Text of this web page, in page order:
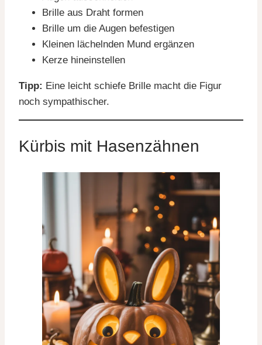
Brille aus Draht formen
Brille um die Augen befestigen
Kleinen lächelnden Mund ergänzen
Kerze hineinstellen
Tipp: Eine leicht schiefe Brille macht die Figur
noch sympathischer.
Kürbis mit Hasenzähnen